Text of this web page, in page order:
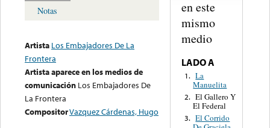
Notas
Artista Los Embajadores De La
Frontera
Artista aparece en los medios de
comunicación Los Embajadores De
La Frontera
CompositorVazquez Cárdenas, Hugo
en este
mismo
medio
LADO A
1. La
Manuelita
2. El Gallero Y
El Federal
3. El Corrido